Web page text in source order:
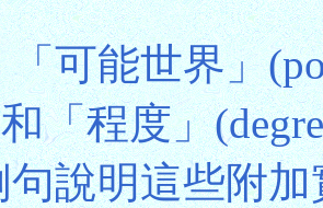
可能世界」
「程度」
說明這些附